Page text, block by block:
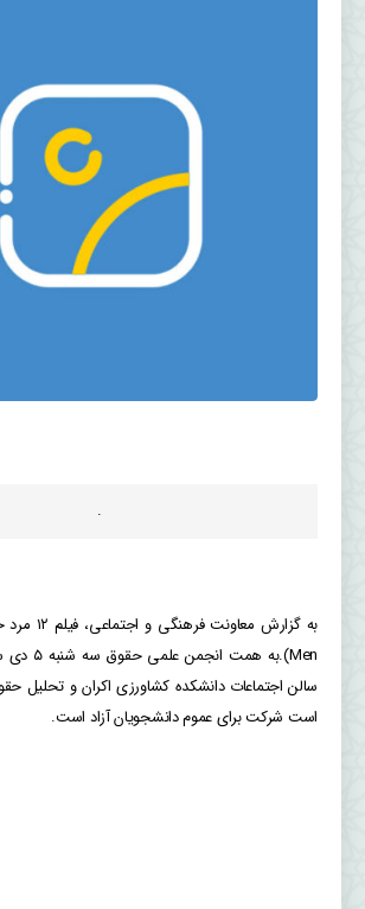
.
سالن اجتماعات دانشکده کشاورزی اکران و تحلیل
است شرکت برای عموم دانشجویان آزاد است.